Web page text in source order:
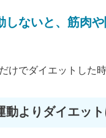
しないと、筋肉
けでダイエットした
動よりダイエッ